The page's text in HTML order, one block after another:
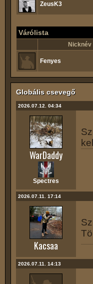
ZeusK3
Várólista
Nicknév
Fenyes
Globális csevegő
2026.07.12. 04:34
WarDaddy
Spectres
2026.07.11. 17:14
Kacsaa
2026.07.11. 14:13